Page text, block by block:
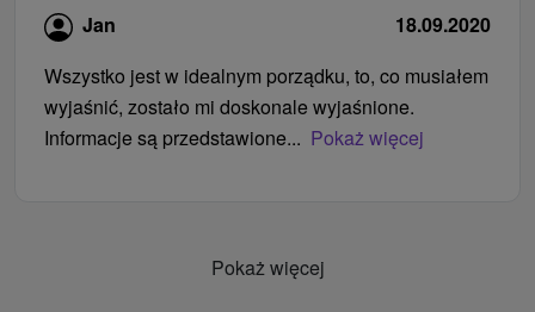
Jan
18.09.2020
Wszystko jest w idealnym porządku, to, co musiałem
wyjaśnić, zostało mi doskonale wyjaśnione.
Informacje są przedstawione... Pokaż więcej
Pokaż więcej